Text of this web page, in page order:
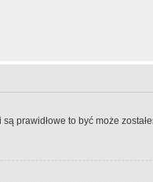
prawidłowe to być może